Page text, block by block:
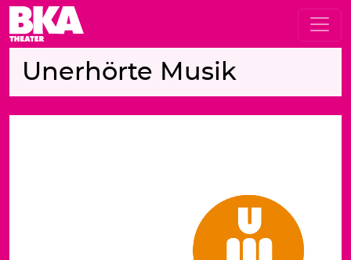
Unerhörte Musik